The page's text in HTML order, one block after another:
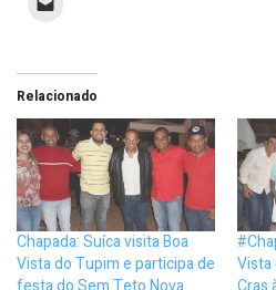
Relacionado
Chapada: Suíca visita Boa
Vista do Tupim e participa de
Vista